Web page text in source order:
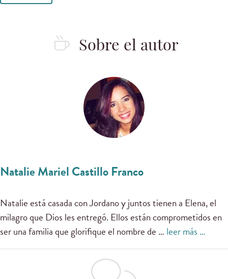
Sobre el autor
Natalie Mariel Castillo Franco
Natalie está casada con Jordano y juntos tienen a Elena, el
milagro que Dios les entregó. Ellos están comprometidos en
ser una familia que glorifique el nombre de … leer más …